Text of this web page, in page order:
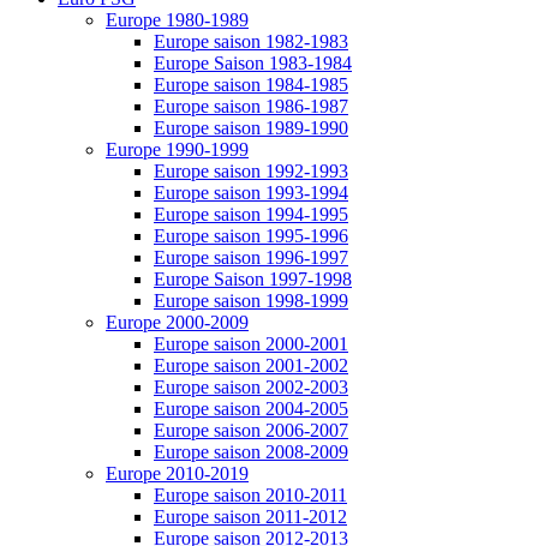
Europe 1980-1989
Europe saison 1982-1983
Europe Saison 1983-1984
Europe saison 1984-1985
Europe saison 1986-1987
Europe saison 1989-1990
Europe 1990-1999
Europe saison 1992-1993
Europe saison 1993-1994
Europe saison 1994-1995
Europe saison 1995-1996
Europe saison 1996-1997
Europe Saison 1997-1998
Europe saison 1998-1999
Europe 2000-2009
Europe saison 2000-2001
Europe saison 2001-2002
Europe saison 2002-2003
Europe saison 2004-2005
Europe saison 2006-2007
Europe saison 2008-2009
Europe 2010-2019
Europe saison 2010-2011
Europe saison 2011-2012
Europe saison 2012-2013